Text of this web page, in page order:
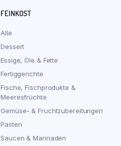
FEINKOST
Alle
Dessert
Essige, Öle & Fette
Fertiggerichte
Fische, Fischprodukte &
Meeresfrüchte
Gemüse- & Fruchtzubereitungen
Pasten
Saucen & Marinaden